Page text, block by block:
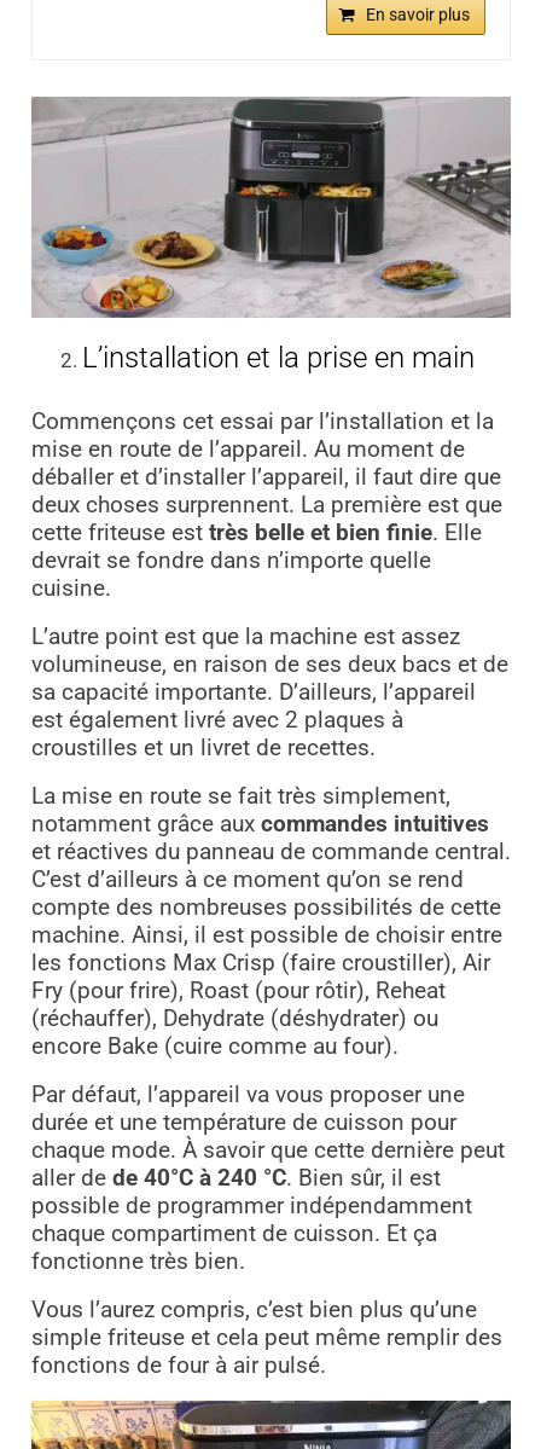
En savoir plus
L’installation et la prise en main
Commençons cet essai par l’installation et la
mise en route de l’appareil. Au moment de
déballer et d’installer l’appareil, il faut dire que
deux choses surprennent. La première est que
cette friteuse est très belle et bien finie. Elle
devrait se fondre dans n’importe quelle
cuisine.
L’autre point est que la machine est assez
volumineuse, en raison de ses deux bacs et de
sa capacité importante. D’ailleurs, l’appareil
est également livré avec 2 plaques à
croustilles et un livret de recettes.
La mise en route se fait très simplement,
notamment grâce aux commandes intuitives
et réactives du panneau de commande central.
C’est d’ailleurs à ce moment qu’on se rend
compte des nombreuses possibilités de cette
machine. Ainsi, il est possible de choisir entre
les fonctions Max Crisp (faire croustiller), Air
Fry (pour frire), Roast (pour rôtir), Reheat
(réchauffer), Dehydrate (déshydrater) ou
encore Bake (cuire comme au four).
Par défaut, l’appareil va vous proposer une
durée et une température de cuisson pour
chaque mode. À savoir que cette dernière peut
aller de de 40°C à 240 °C. Bien sûr, il est
possible de programmer indépendamment
chaque compartiment de cuisson. Et ça
fonctionne très bien.
Vous l’aurez compris, c’est bien plus qu’une
simple friteuse et cela peut même remplir des
fonctions de four à air pulsé.